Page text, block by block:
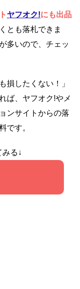
ヤフオク!にも出品
とも落札できま
多いので、チェッ
損したくない！」
ば、ヤフオク!やメ
ンサイトからの落
です。
る↓